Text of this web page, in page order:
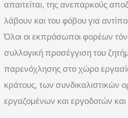
απαιτείται, της ανεπαρκούς
λάβουν και του φόβου για
Όλοι οι εκπρόσωποι φορέων
συλλογική προσέγγιση του
παρενόχλησης στο χώρο
κράτους, των συνδικαλιστικών
εργαζομένων και εργοδοτών